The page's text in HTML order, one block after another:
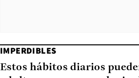
IMPERDIBLES
Estos hábitos diarios